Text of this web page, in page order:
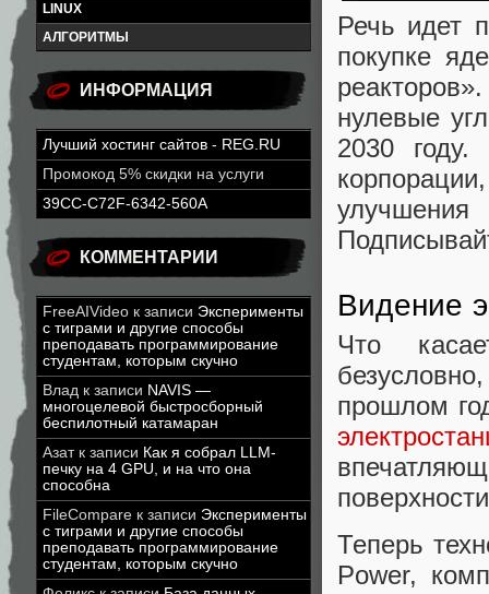
LINUX
АЛГОРИТМЫ
ИНФОРМАЦИЯ
Лучший хостинг сайтов - REG.RU
Промокод 5% скидки на услуги
39CC-C72F-6342-560A
КОММЕНТАРИИ
FreeAIVideo к записи Эксперименты
с тиграми и другие способы
преподавать программирование
студентам, которым скучно
Влад к записи NAVIS —
многоцелевой быстросборный
беспилотный катамаран
Азатк записи Как я собрал LLM-
печку на 4 GPU, и на что она
способна
FileCompare к записи Эксперименты
с тиграми и другие способы
преподавать программирование
студентам, которым скучно
Речь идет
покупке
нулевые
2030
Видение
Что
прошлом
Теперь
Power,